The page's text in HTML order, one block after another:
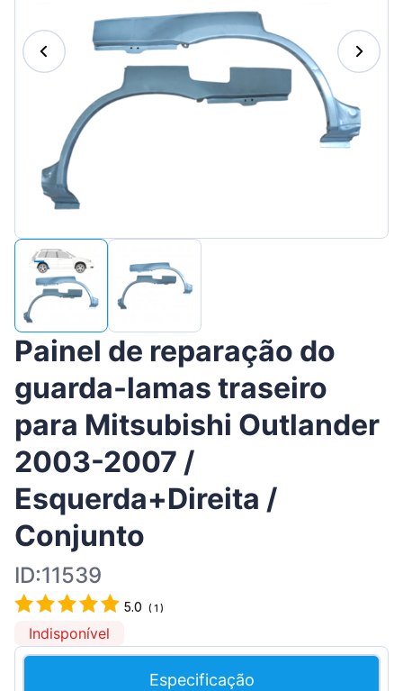
Magyar
Lietuvių
Hrvatski
Painel de reparação do
guarda-lamas traseiro
para Mitsubishi Outlander
2003-2007 /
Esquerda+Direita /
Conjunto
ID:11539
5.0 (1 )
Indisponível
Especificação